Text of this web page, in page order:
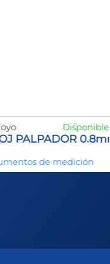
Disponible
PALPADOR 0.8mm
de medición